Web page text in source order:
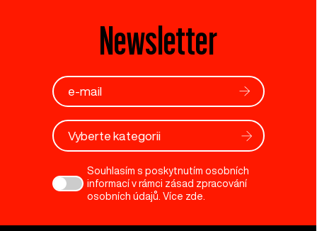
Newsletter
Vyberte kategorii
Souhlasím s poskytnutím osobních
informací v rámci zásad zpracování
osobních údajů. Více zde.